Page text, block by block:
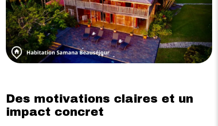
Des motivations claires et un
impact concret